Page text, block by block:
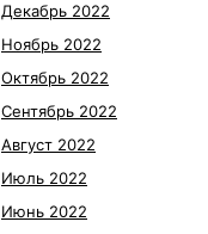
Декабрь 2022
Ноябрь 2022
Октябрь 2022
Сентябрь 2022
Август 2022
Июль 2022
Июнь 2022